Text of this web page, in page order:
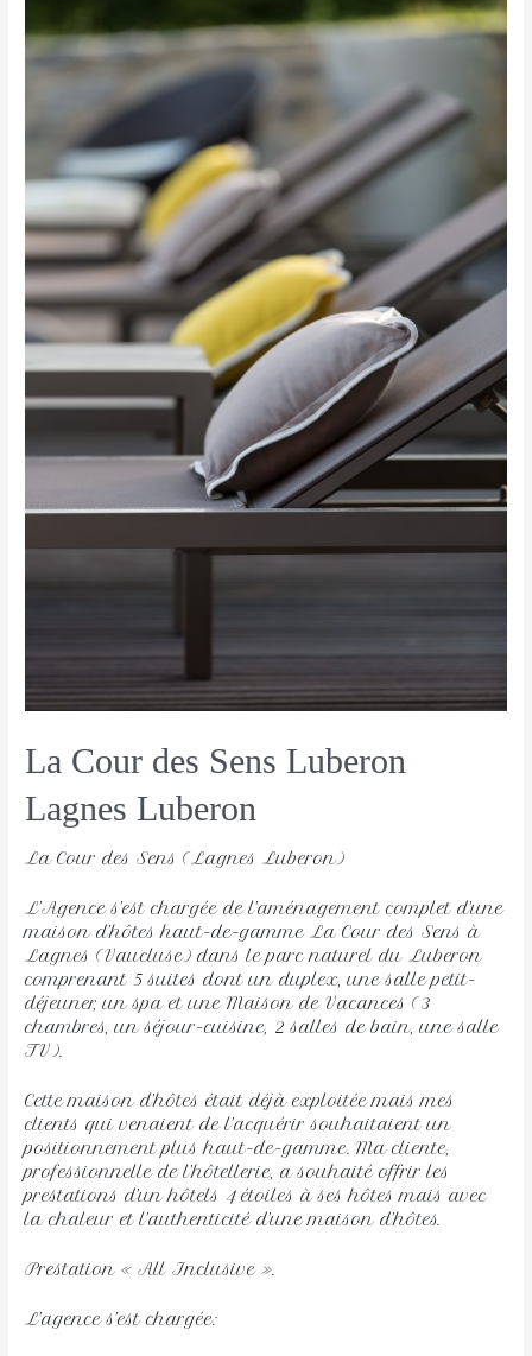
La Cour des Sens Luberon
Lagnes Luberon
La Cour des Sens (Lagnes Luberon)
L’Agence s’est chargée de l’aménagement complet d’une
maison d’hôtes haut-de-gamme La Cour des Sens à
Lagnes (Vaucluse) dans le parc naturel du Luberon
comprenant 5 suites dont un duplex, une salle petit-
déjeuner, un spa et une Maison de Vacances (3
chambres, un séjour-cuisine, 2 salles de bain, une salle
TV).
Cette maison d’hôtes était déjà exploitée mais mes
clients qui venaient de l’acquérir souhaitaient un
positionnement plus haut-de-gamme. Ma cliente,
professionnelle de l’hôtellerie, a souhaité offrir les
prestations d’un hôtels 4 étoiles à ses hôtes mais avec
la chaleur et l’authenticité d’une maison d’hôtes.
Prestation « All Inclusive ».
L’agence s’est chargée: